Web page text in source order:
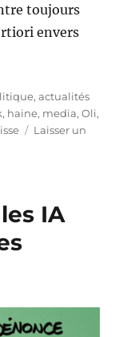
toujours
envers
actualités
, haine, media,Oli,
Laisser un
IA